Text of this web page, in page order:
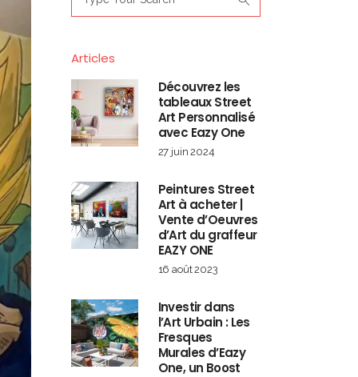
for:
Articles
Découvrez les
tableaux Street
Art Personnalisé
avec Eazy One
27 juin 2024
Peintures Street
Art à acheter |
Vente d’Oeuvres
d’Art du graffeur
EAZY ONE
16 août 2023
Investir dans
l’Art Urbain : Les
Fresques
Murales d’Eazy
One, un Boost